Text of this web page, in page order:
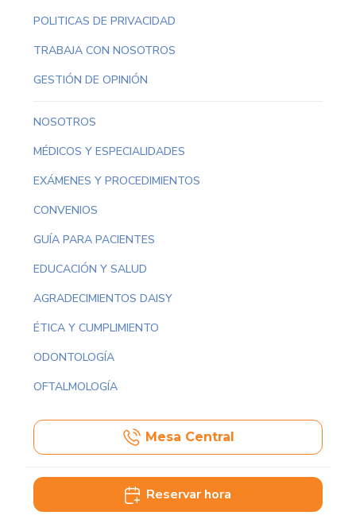
POLITICAS DE PRIVACIDAD
TRABAJA CON NOSOTROS
GESTIÓN DE OPINIÓN
NOSOTROS
MÉDICOS Y ESPECIALIDADES
EXÁMENES Y PROCEDIMIENTOS
CONVENIOS
GUÍA PARA PACIENTES
EDUCACIÓN Y SALUD
AGRADECIMIENTOS DAISY
ÉTICA Y CUMPLIMIENTO
ODONTOLOGÍA
OFTALMOLOGÍA
Mesa Central
Reservar hora